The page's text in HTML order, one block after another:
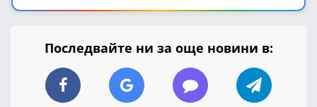
Последвайте ни за още новини в: